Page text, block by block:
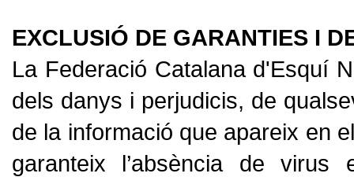
EXCLUSIÓ DE GARANTIES I
La Federació Catalana d'Esquí
dels danys i perjudicis, de
de la informació que apareix en
garanteix l’absència de